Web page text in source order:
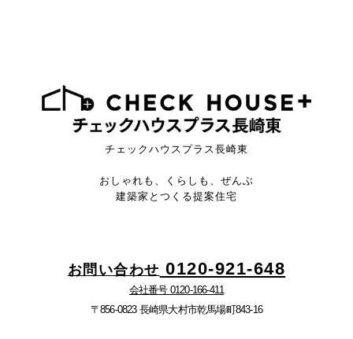
チェックハウスプラス長崎東
おしゃれも、くらしも、ぜんぶ
建築家とつくる提案住宅
お問い合わせ 0120-921-648
会社番号 0120-166-411
〒856-0823 長崎県大村市乾馬場町843-16